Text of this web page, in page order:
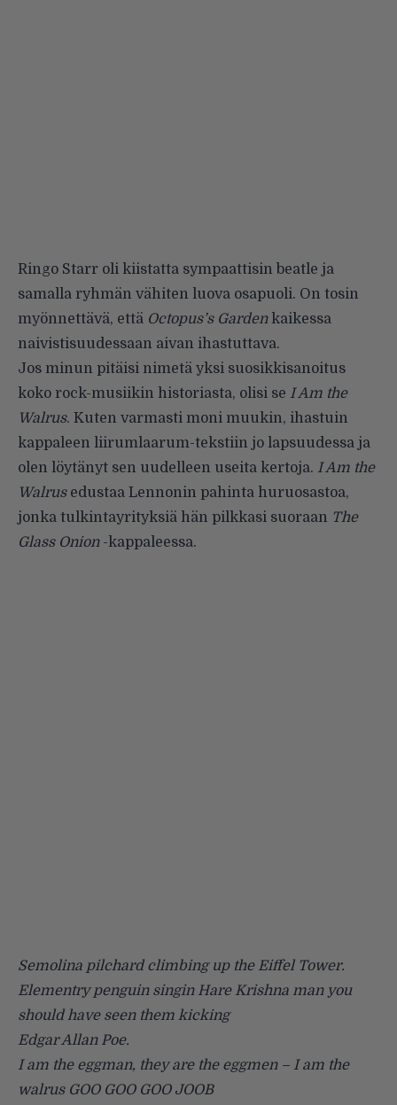
Ringo Starr oli kiistatta sympaattisin beatle ja
samalla ryhmän vähiten luova osapuoli. On tosin
myönnettävä, että Octopus’s Gardenkaikessa
naivistisuudessaan aivan ihastuttava.
Jos minun pitäisi nimetä yksi suosikkisanoitus
koko rock-musiikin historiasta, olisi se I Am the
Walrus. Kuten varmasti moni muukin, ihastuin
kappaleen liirumlaarum-tekstiin jo lapsuudessa ja
olen löytänyt sen uudelleen useita kertoja. I Am the
Walrusedustaa Lennonin pahinta huruosastoa,
jonka tulkintayrityksiä hän pilkkasi suoraan The
Glass Onion-kappaleessa.
Semolina pilchard climbing up the Eiffel Tower.
Elementry penguin singin Hare Krishna man you
should have seen them kicking
Edgar Allan Poe.
I am the eggman, they are the eggmen – I am the
walrus GOO GOO GOO JOOB